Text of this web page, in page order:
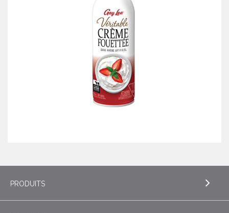
PRODUITS